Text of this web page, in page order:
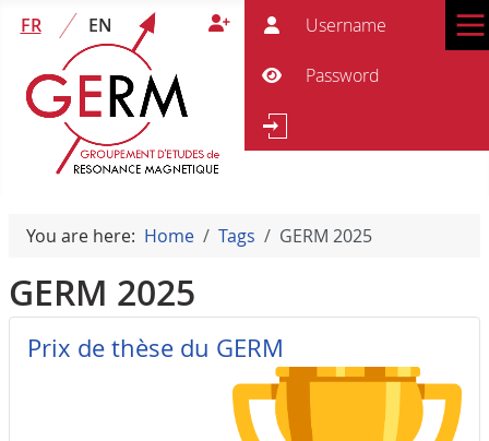
FR EN
You are here: Home Tags GERM 2025
GERM 2025
Prix de thèse du GERM